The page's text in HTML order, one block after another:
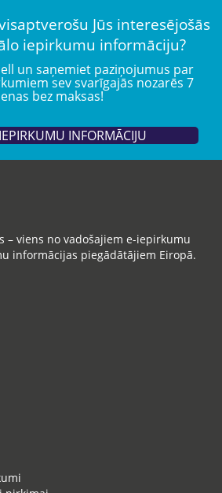
Jūs interesējošās
iepirkumu informāciju?
un saņemiet paziņojumus par
sev svarīgajās nozarēs 7
bez maksas!
INFORMĀCIJU
– viens no vadošajiem e-iepirkumu
informācijas piegādātājiem Eiropā.